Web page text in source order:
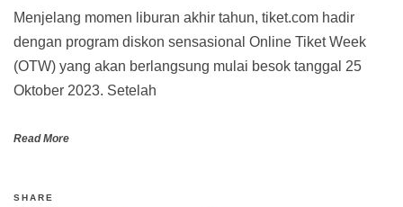
Menjelang momen liburan akhir tahun, tiket.com hadir
dengan program diskon sensasional Online Tiket Week
(OTW) yang akan berlangsung mulai besok tanggal 25
Oktober 2023. Setelah
Read More
SHARE